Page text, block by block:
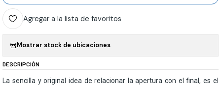
Agregar a la lista de favoritos
Mostrar stock de ubicaciones
DESCRIPCIÓN
La sencilla y original idea de relacionar la apertura con el final, es el